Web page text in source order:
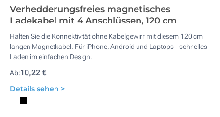
Verhedderungsfreies magnetisches
Ladekabel mit 4 Anschlüssen, 120 cm
Halten Sie die Konnektivität ohne Kabelgewirr mit diesem 120 cm
langen Magnetkabel. Für iPhone, Android und Laptops - schnelles
Laden im einfachen Design.
Ab:10,22 €
Details sehen >